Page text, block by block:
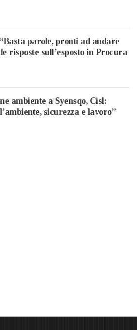
parole, pronti ad andare
risposte sull’esposto in Procura
ambiente a Syensqo, Cisl:
sicurezza e lavoro”